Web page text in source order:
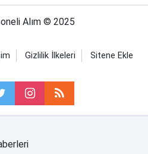
Alım © 2025
Gizlilik İlkeleri Sitene Ekle